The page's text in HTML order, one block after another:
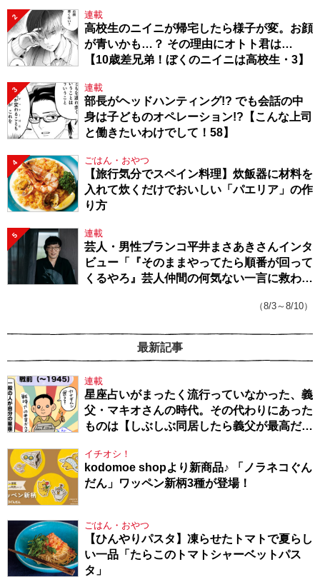
2 連載
高校生のニイニが帰宅したら様子が変。お顔
が青いかも…？ その理由にオトト君は…
【10歳差兄弟！ぼくのニイニは高校生・3】
3 連載
部長がヘッドハンティング!? でも会話の中
身は子どものオペレーション!?【こんな上司
と働きたいわけでして！58】
4 ごはん・おやつ
【旅行気分でスペイン料理】炊飯器に材料を
入れて炊くだけでおいしい「パエリア」の作
り方
5 連載
芸人・男性ブランコ平井まさあきさんインタ
ビュー「『そのままやってたら順番が回って
くるやろ』芸人仲間の何気ない一言に救われ
（8/3～8/10）
最新記事
連載
星座占いがまったく流行っていなかった、義
父・マキオさんの時代。その代わりにあった
ものは【しぶしぶ同居したら義父が最高だっ
イチオシ！
kodomoe shopより新商品♪ 「ノラネコぐん
だん」ワッペン新柄3種が登場！
ごはん・おやつ
【ひんやりパスタ】凍らせたトマトで夏らし
い一品「たらこのトマトシャーベットパス
タ」